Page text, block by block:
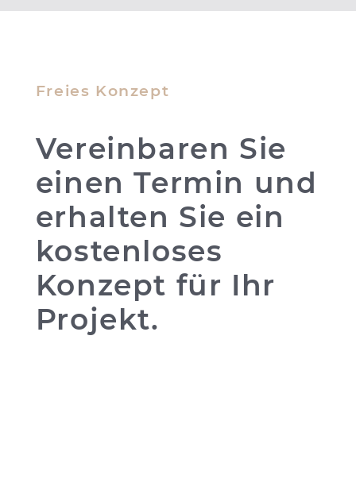
Freies Konzept
Vereinbaren Sie
einen Termin und
erhalten Sie ein
kostenloses
Konzept für Ihr
Projekt.